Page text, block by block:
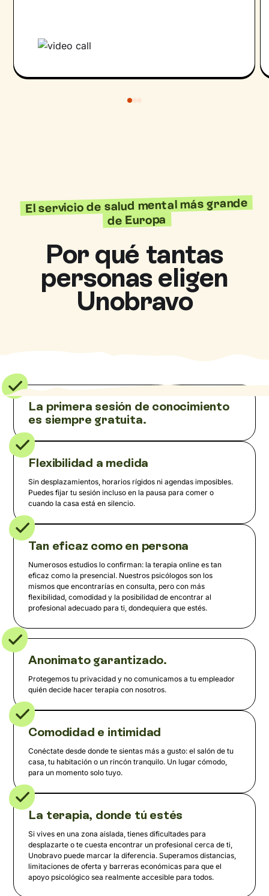
El servicio de salud mental más grande
de Europa
Por qué tantas
personas eligen
Unobravo
La primera sesión de conocimiento
es siempre gratuita.
Flexibilidad a medida
Sin desplazamientos, horarios rígidos ni agendas imposibles.
Puedes fijar tu sesión incluso en la pausa para comer o
cuando la casa está en silencio.
Tan eficaz como en persona
Numerosos estudios lo confirman: la terapia online es tan
eficaz como la presencial. Nuestros psicólogos son los
mismos que encontrarías en consulta, pero con más
flexibilidad, comodidad y la posibilidad de encontrar al
profesional adecuado para ti, dondequiera que estés.
Anonimato garantizado.
Protegemos tu privacidad y no comunicamos a tu empleador
quién decide hacer terapia con nosotros.
Comodidad e intimidad
Conéctate desde donde te sientas más a gusto: el salón de tu
casa, tu habitación o un rincón tranquilo. Un lugar cómodo,
para un momento solo tuyo.
La terapia, donde tú estés
Si vives en una zona aislada, tienes dificultades para
desplazarte o te cuesta encontrar un profesional cerca de ti,
Unobravo puede marcar la diferencia. Superamos distancias,
limitaciones de oferta y barreras económicas para que el
apoyo psicológico sea realmente accesible para todos.